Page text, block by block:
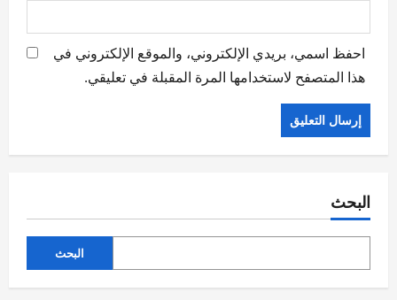
احفظ اسمي، بريدي الإلكتروني، والموقع الإلكتروني في
هذا المتصفح لاستخدامها المرة المقبلة في تعليقي.
البحث
البحث